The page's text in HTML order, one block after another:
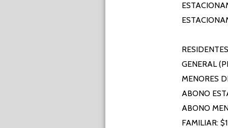
RESIDENTES
GENERAL
MENORES
ABONO
ABONO
FAMILIAR: